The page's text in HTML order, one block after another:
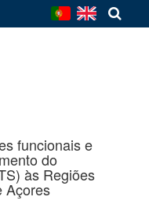
funcionais e
do
às Regiões
Açores